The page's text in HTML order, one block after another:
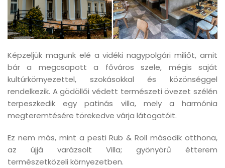
Képzeljük magunk elé a vidéki nagypolgári miliőt, amit
bár a megcsapott a főváros szele, mégis saját
kultúrkörnyezettel, szokásokkal és közönséggel
rendelkezik. A gödöllői védett természeti övezet szélén
terpeszkedik egy patinás villa, mely a harmónia
megteremtésére törekedve várja látogatóit.
Ez nem más, mint a pesti Rub & Roll második otthona,
az újjá varázsolt Villa; gyönyörű étterem
természetközeli környezetben.